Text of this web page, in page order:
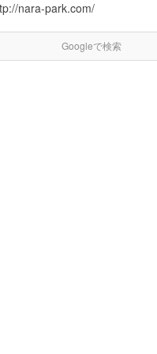
nara-park.com/
Googleで検索